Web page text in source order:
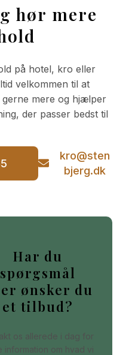
hør mere
på hotel, kro eller
velkommen til at
mere og hjælper
der passer bedst til
kro@sten
bjerg.dk
Har du
spørgsmål
ønsker du
et tilbud?
os allerede i dag for
information om hvad vi